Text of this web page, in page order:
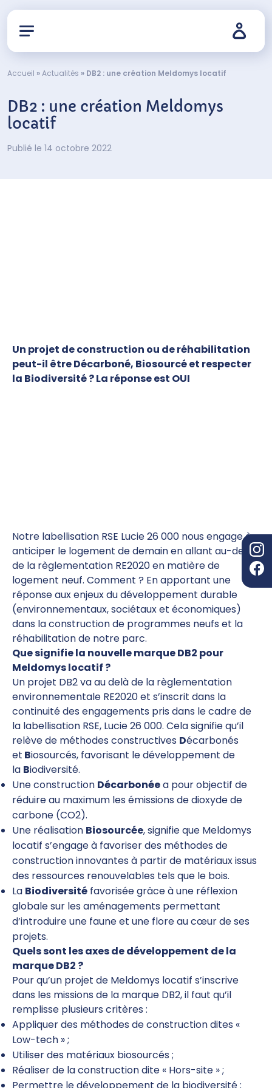
Accueil »Actualités » DB2 : une création Meldomys locatif
DB2 : une création Meldomys
locatif
Publié le 14 octobre 2022
Un projet de construction ou de réhabilitation
peut-il être Décarboné, Biosourcé et respecter
la Biodiversité ? La réponse est OUI
Notre labellisation RSE Lucie 26 000 nous engage à
anticiper le logement de demain en allant au-delà
de la règlementation RE2020 en matière de
logement neuf. Comment ? En apportant une
réponse aux enjeux du développement durable
(environnementaux, sociétaux et économiques)
dans la construction de programmes neufs et la
réhabilitation de notre parc.
Que signifie la nouvelle marque DB2 pour
Meldomys locatif ?
Un projet DB2 va au delà de la règlementation
environnementale RE2020 et s’inscrit dans la
continuité des engagements pris dans le cadre de
la labellisation RSE, Lucie 26 000. Cela signifie qu’il
relève de méthodes constructives Décarbonés
et Biosourcés, favorisant le développement de
la Biodiversité.
Une construction Décarbonéea pour objectif de
réduire au maximum les émissions de dioxyde de
carbone (CO2).
Une réalisation Biosourcée, signifie que Meldomys
locatif s’engage à favoriser des méthodes de
construction innovantes à partir de matériaux issus
des ressources renouvelables tels que le bois.
La Biodiversité favorisée grâce à une réflexion
globale sur les aménagements permettant
d’introduire une faune et une flore au cœur de ses
projets.
Quels sont les axes de développement de la
marque DB2 ?
Pour qu’un projet de Meldomys locatif s’inscrive
dans les missions de la marque DB2, il faut qu’il
remplisse plusieurs critères :
Appliquer des méthodes de construction dites «
Low-tech » ;
Utiliser des matériaux biosourcés ;
Réaliser de la construction dite « Hors-site » ;